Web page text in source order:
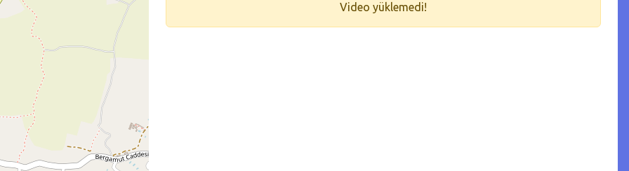
Video yüklemedi!